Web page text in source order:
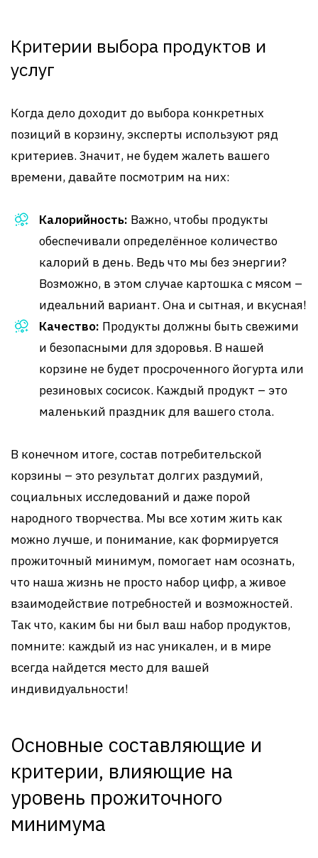
Критерии выбора продуктов и
услуг
Когда дело доходит до выбора конкретных
позиций в корзину, эксперты используют ряд
критериев. Значит, не будем жалеть вашего
времени, давайте посмотрим на них:
Калорийность: Важно, чтобы продукты
обеспечивали определённое количество
калорий в день. Ведь что мы без энергии?
Возможно, в этом случае картошка с мясом –
идеальний вариант. Она и сытная, и вкусная!
Качество: Продукты должны быть свежими
и безопасными для здоровья. В нашей
корзине не будет просроченного йогурта или
резиновых сосисок. Каждый продукт – это
маленький праздник для вашего стола.
В конечном итоге, состав потребительской
корзины – это результат долгих раздумий,
социальных исследований и даже порой
народного творчества. Мы все хотим жить как
можно лучше, и понимание, как формируется
прожиточный минимум, помогает нам осознать,
что наша жизнь не просто набор цифр, а живое
взаимодействие потребностей и возможностей.
Так что, каким бы ни был ваш набор продуктов,
помните: каждый из нас уникален, и в мире
всегда найдется место для вашей
индивидуальности!
Основные составляющие и
критерии, влияющие на
уровень прожиточного
минимума